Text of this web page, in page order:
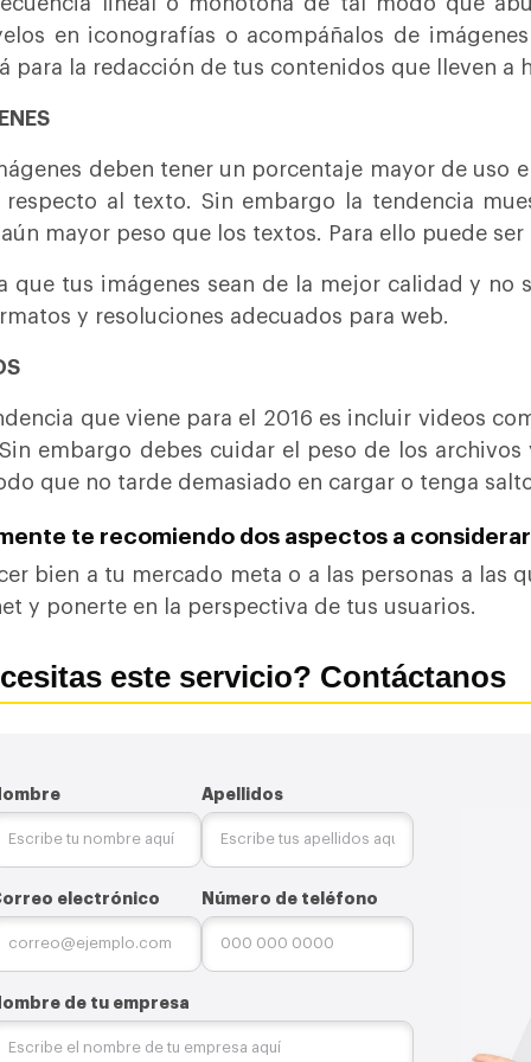
en iconografías o acompáñalos de
para la redacción de tus contenidos que lleven a
deben tener un porcentaje mayor de uso
respecto al texto. Sin embargo la tendencia
mayor peso que los textos. Para ello puede
que tus imágenes sean de la mejor calidad y no
y resoluciones adecuados para web.
que viene para el 2016 es incluir videos
embargo debes cuidar el peso de los
que no tarde demasiado en cargar o tenga
te recomiendo dos aspectos a
bien a tu mercado meta o a las personas a las
y ponerte en la perspectiva de tus usuarios.
este servicio? Contáctanos
Apellidos
electrónico Número de teléfono
de tu empresa